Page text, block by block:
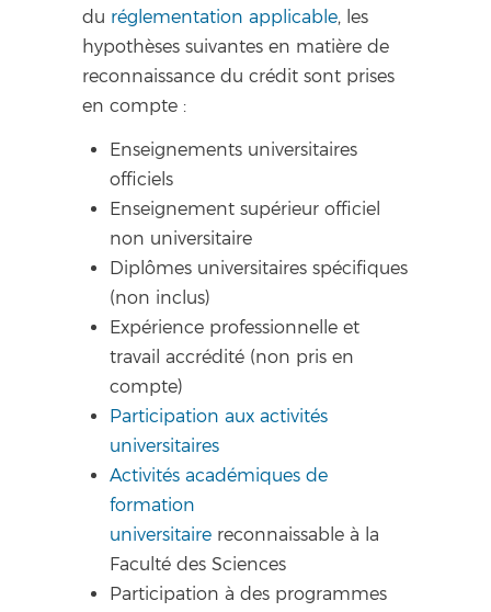
du réglementation applicable, les
hypothèses suivantes en matière de
reconnaissance du crédit sont prises
en compte :
Enseignements universitaires
officiels
Enseignement supérieur officiel
non universitaire
Diplômes universitaires spécifiques
(non inclus)
Expérience professionnelle et
travail accrédité (non pris en
compte)
Participation aux activités
universitaires
Activités académiques de
formation
universitaire reconnaissable à la
Faculté des Sciences
Participation à des programmes